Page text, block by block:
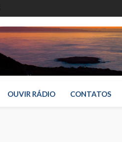
OUVIR RÁDIO CONTATOS